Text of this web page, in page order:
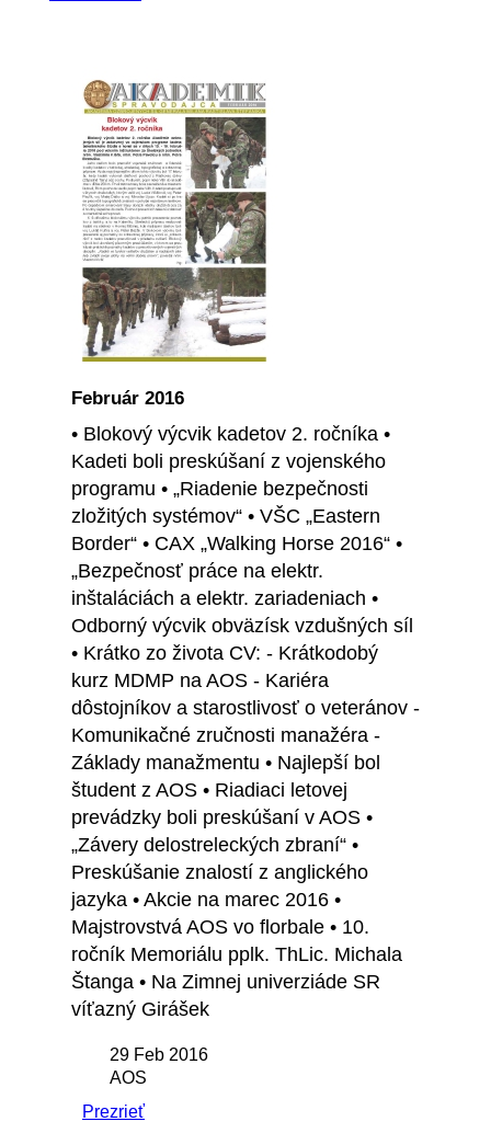
Február 2016
• Blokový výcvik kadetov 2. ročníka •
Kadeti boli preskúšaní z vojenského
programu • „Riadenie bezpečnosti
zložitých systémov“ • VŠC „Eastern
Border“ • CAX „Walking Horse 2016“ •
„Bezpečnosť práce na elektr.
inštaláciách a elektr. zariadeniach •
Odborný výcvik obväzísk vzdušných síl
• Krátko zo života CV: - Krátkodobý
kurz MDMP na AOS - Kariéra
dôstojníkov a starostlivosť o veteránov -
Komunikačné zručnosti manažéra -
Základy manažmentu • Najlepší bol
študent z AOS • Riadiaci letovej
prevádzky boli preskúšaní v AOS •
„Závery delostreleckých zbraní“ •
Preskúšanie znalostí z anglického
jazyka • Akcie na marec 2016 •
Majstrovstvá AOS vo florbale • 10.
ročník Memoriálu pplk. ThLic. Michala
Štanga • Na Zimnej univerziáde SR
víťazný Girášek
29 Feb 2016
AOS
Prezrieť